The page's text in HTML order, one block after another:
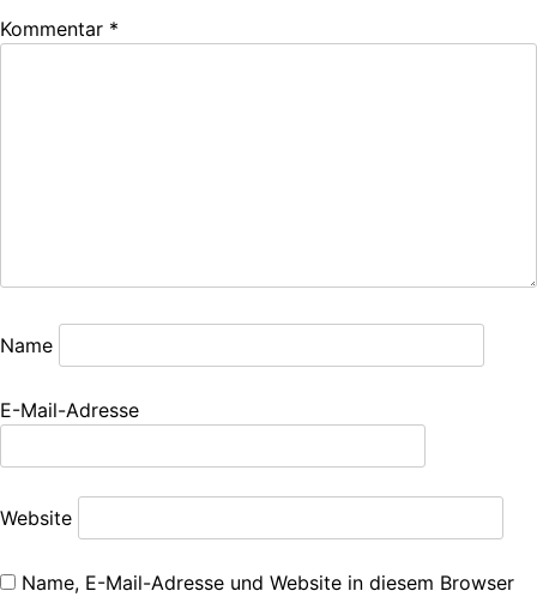
Kommentar *
Name
E-Mail-Adresse
Website
Name, E-Mail-Adresse und Website in diesem Browser